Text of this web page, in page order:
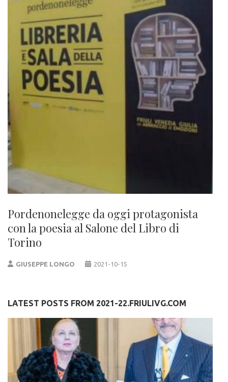
Pordenonelegge da oggi protagonista
con la poesia al Salone del Libro di
Torino
GIUSEPPE LONGO 2021-10-15
LATEST POSTS FROM 2021-22.FRIULIVG.COM